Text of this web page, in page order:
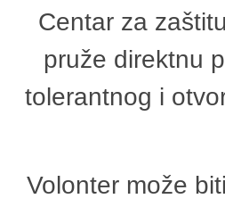
Centar za
pruže direktnu
tolerantnog i
Volonter može